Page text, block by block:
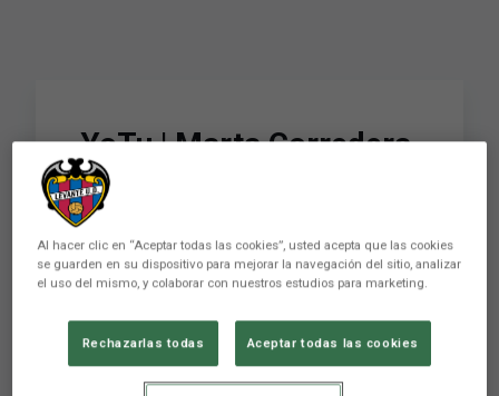
YoTu | Marta Corredera
y Sonia Bermúdez se
miden en una nueva
edición de este
YoTu | Marta Corredera y Sonia Bermúdez se
Al hacer clic en “Aceptar todas las cookies”, usted acepta que las cookies
se guarden en su dispositivo para mejorar la navegación del sitio, analizar
el uso del mismo, y colaborar con nuestros estudios para marketing.
Rechazarlas todas Aceptar todas las cookies